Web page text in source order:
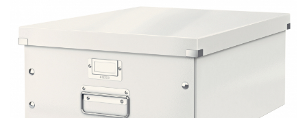
Agende personalizabile
Organizatoare business
Birotica si papetarie
Hartie si articole din hartie
Bibliorafturi, caiete mecanice,